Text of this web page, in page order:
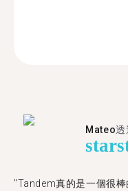
Mateo透
star
"Tandem真的是一個很